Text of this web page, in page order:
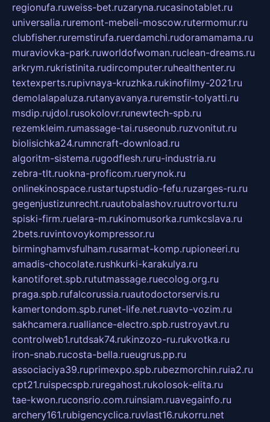
regionufa.ruweiss-bet.ruzaryna.rucasinotablet.ru
universalia.ruremont-mebeli-moscow.rutermomur.ru
clubfisher.ruremstirufa.ruerdamchi.rudoramamama.ru
muraviovka-park.ruworldofwoman.ruclean-dreams.ru
arkrym.rukristinita.rudircomputer.ruhealthenter.ru
textexperts.rupivnaya-kruzhka.rukinofilmy-2021.ru
demolalapaluza.rutanyavanya.ruremstir-tolyatti.ru
msdip.rujdol.rusokolovr.runewtech-spb.ru
rezemkleim.rumassage-tai.ruseonub.ruzvonitut.ru
biolisichka24.rumncraft-download.ru
algoritm-sistema.rugodflesh.ruru-industria.ru
zebra-tlt.ruokna-proficom.ruerynok.ru
onlinekinospace.rustartupstudio-fefu.ruzarges-ru.ru
gegenjustizunrecht.ruautobalashov.ruutrovortu.ru
spiski-firm.ruelara-m.rukinomusorka.rumkcslava.ru
2bets.ruvintovoykompressor.ru
birminghamvsfulham.rusarmat-komp.rupioneeri.ru
amadis-chocolate.rushkurki-karakulya.ru
kanotiforet.spb.rututmassage.ruecolog.org.ru
praga.spb.rufalcorussia.ruautodoctorservis.ru
kamertondom.spb.runet-life.net.ruavto-vozim.ru
sakhcamera.rualliance-electro.spb.rustroyavt.ru
controlweb1.rutdsak74.rukinzozo-ru.rukvotka.ru
iron-snab.rucosta-bella.rueugrus.pp.ru
associaciya39.ruprimexpo.spb.rubezmorchin.ruia2.ru
cpt21.ruispecspb.ruregahost.rukolosok-elita.ru
tae-kwon.ruconsrio.com.ruinsiam.ruavegainfo.ru
archery161.rubigencyclica.ruvlast16.rukorru.net